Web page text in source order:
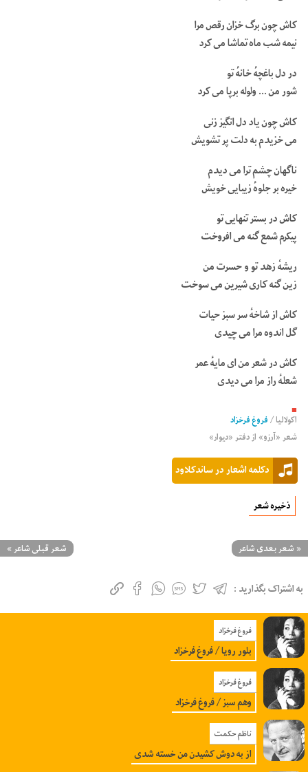
کاش چون برگ خزان رقص مرا
نیمه شب ماه تماشا می کرد
در دل باغچهٔ خانهٔ تو
شور من … ولوله برپا می کرد
کاش چون یاد دل انگیز زنی
می خزیدم به دلت پر تشویش
ناگهان چشم ترا می دیدم
خیره بر جلوهٔ زیبایی خویش
کاش در بستر تنهایی تو
پیکرم شمع گنه می افروخت
ریشهٔ زهد تو و حسرت من
زین گنه کاری شیرین می سوخت
کاش از شاخهٔ سر سبز حیات
گل اندوه مرا می چیدی
کاش در شعر من ای مایهٔ عمر
شعلهٔ راز مرا می دیدی
■
اکولالیا/فروغ فرخزاد
شعر «آرزو» از دفتر «دیوار»
دکلمه اشعار در ساندکلاود
ذخیره شعر
« شعر بعدی شاعر شعر قبلی شاعر»
به اشتراک بگذارید :
فروغ فرخزاد
بلور رویا / فروغ فرخزاد
فروغ فرخزاد
وهم سبز / فروغ فرخزاد
ناظم حکمت
از به دوش کشیدن من خسته شدی